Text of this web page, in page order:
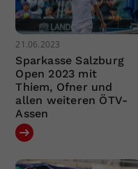
21.06.2023
Sparkasse Salzburg
Open 2023 mit
Thiem, Ofner und
allen weiteren ÖTV-
Assen